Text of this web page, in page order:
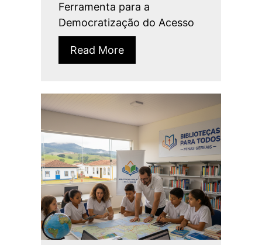
Ferramenta para a
Democratização do Acesso
Read More